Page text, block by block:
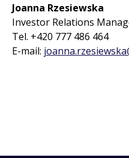
Joanna Rzesiewska
Investor Relations
Tel. +420 777 486 464
E-mail: